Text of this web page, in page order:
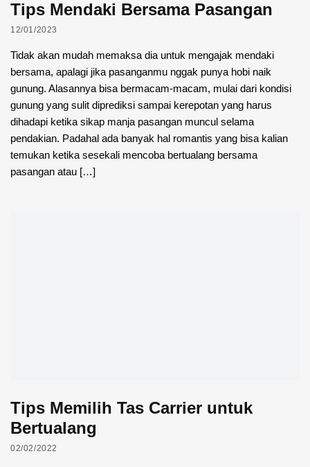
Tips Mendaki Bersama Pasangan
12/01/2023
Tidak akan mudah memaksa dia untuk mengajak mendaki
bersama, apalagi jika pasanganmu nggak punya hobi naik
gunung. Alasannya bisa bermacam-macam, mulai dari kondisi
gunung yang sulit diprediksi sampai kerepotan yang harus
dihadapi ketika sikap manja pasangan muncul selama
pendakian. Padahal ada banyak hal romantis yang bisa kalian
temukan ketika sesekali mencoba bertualang bersama
pasangan atau […]
Tips Memilih Tas Carrier untuk
Bertualang
02/02/2022